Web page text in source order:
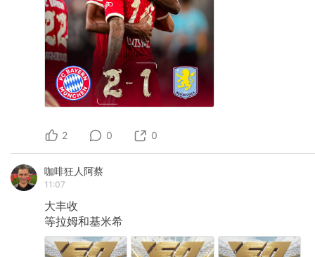
2 0 0
咖啡狂人阿蔡
11:07
大丰收
等拉姆和基米希